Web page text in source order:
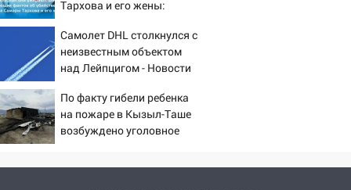
один из шести уникальных автомобилей
в России
07:02
Жара отступит: какой будет
погода в Ульяновске днем 5 августа
06:10
Двое мигрантов изнасиловали 13-
летнюю девочку в центре Ульяновска
мешок и попытались утопить в Волге
Тархова и его жены:
фактов, новые
подробности
Самолет DHL столкнулся с
неизвестным объектом
над Лейпцигом - Новости
По факту гибели ребенка
на пожаре в Кызыл-Таше
возбуждено уголовное